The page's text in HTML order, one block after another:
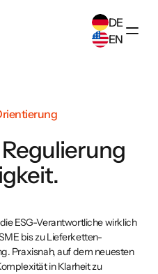
DE
EN
English(EN
Regulierung
ESG-Verantwortliche wirklich
bis zu Lieferketten-
Praxisnah, auf dem neuesten
in Klarheit zu